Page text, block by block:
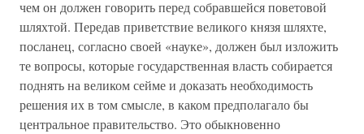
чем он должен говорить перед собравшейся поветовой
шляхтой. Передав приветствие великого князя шляхте,
посланец, согласно своей «науке», должен был изложить
те вопросы, которые государственная власть собирается
поднять на великом сейме и доказать необходимость
решения их в том смысле, в каком предполагало бы
центральное правительство. Это обыкновенно